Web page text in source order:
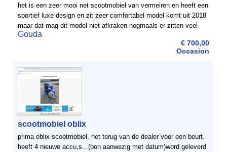
het is een zeer mooi net scootmobiel van vermeiren en heeft een
sportief luxe design en zit zeer comfortabel model komt uit 2018
maar dat mag dit model niet afkraken nogmaals er zitten veel
functies op zo kunt u gemakkelijk de leuningen ...
Gouda
€ 700,00
Occasion
scootmobiel oblix
prima oblix scootmobiel, net terug van de dealer voor een beurt.
heeft 4 nieuwe accu,s...(bon aanwezig met datum)word geleverd